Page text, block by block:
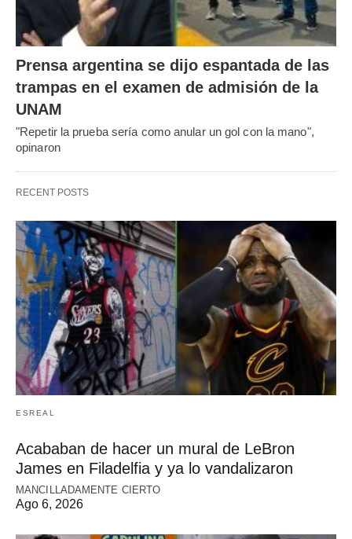
Prensa argentina se dijo espantada de las
trampas en el examen de admisión de la
UNAM
"Repetir la prueba sería como anular un gol con la mano",
opinaron
RECENT POSTS
ESREAL
Acababan de hacer un mural de LeBron
James en Filadelfia y ya lo vandalizaron
MANCILLADAMENTE CIERTO
Ago 6, 2026